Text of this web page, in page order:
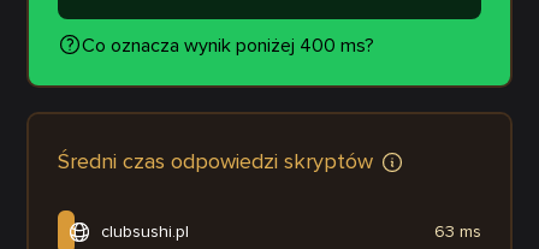
Co oznacza wynik poniżej 400 ms?
Średni czas odpowiedzi skryptów
clubsushi.pl 63 ms